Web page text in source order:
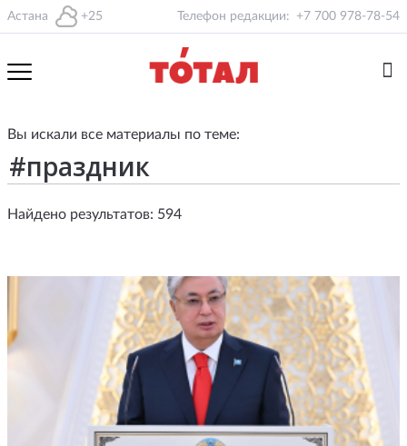
Астана +25 Телефон редакции: +7 700 978-78-54
Вы искали все материалы по теме:
Найдено результатов: 594